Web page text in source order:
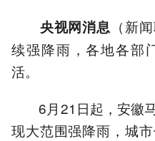
央视网消息 （新
续强降雨，各地各部
活。
6月21日起，安徽马
现大范围强降雨，城